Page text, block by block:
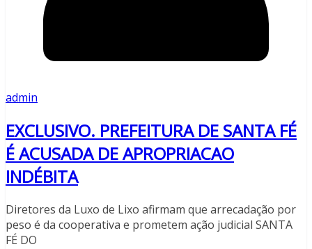
admin
EXCLUSIVO. PREFEITURA DE SANTA FÉ
É ACUSADA DE APROPRIACAO
INDÉBITA
Diretores da Luxo de Lixo afirmam que arrecadação por
peso é da cooperativa e prometem ação judicial SANTA
FÉ DO